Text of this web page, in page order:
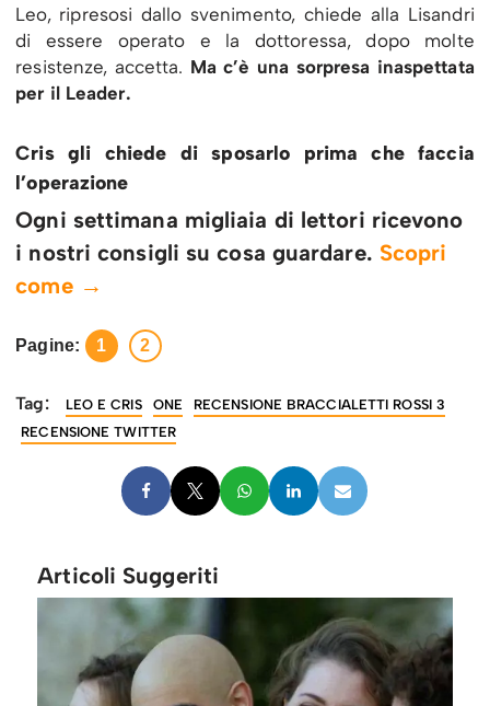
Leo, ripresosi dallo svenimento, chiede alla Lisandri
di essere operato e la dottoressa, dopo molte
resistenze, accetta. Ma c’è una sorpresa inaspettata
per il Leader.
Cris gli chiede di sposarlo prima che faccia
l’operazione
Ogni settimana migliaia di lettori ricevono
i nostri consigli su cosa guardare. Scopri
come →
Pagine: 1 2
Tag: LEO E CRIS ONE
RECENSIONE BRACCIALETTI ROSSI 3
RECENSIONE TWITTER
Articoli Suggeriti